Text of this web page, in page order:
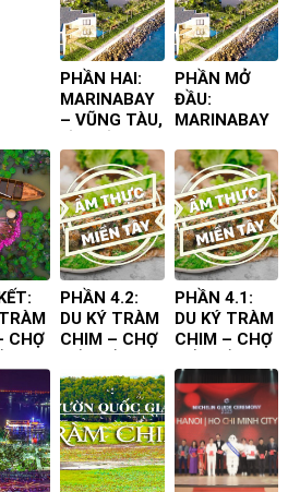
PHẦN HAI:
MARINABAY
– VŨNG TÀU,
TIÊN TA ĐẾN
PHẦN MỞ
ĐẦU:
MARINABAY
LẦN ĐẦU
TIÊN TA ĐẾN
CHỢ
ĐI
PHẦN 4.2:
DU KÝ TRÀM
CHIM – CHỢ
THỰC
CHUYẾN ĐI
PHẦN 4.1:
DU KÝ TRÀM
CHIM – CHỢ
THỰC
CHUYẾN ĐI